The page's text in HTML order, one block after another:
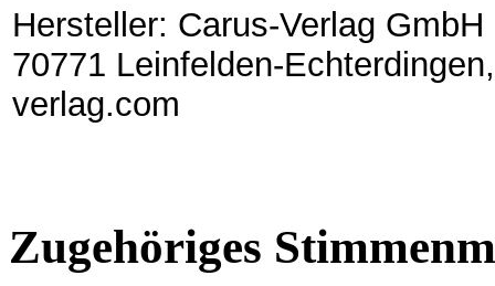
Hersteller: Carus-Verlag
70771 Leinfelden-
verlag.com
Zugehöriges